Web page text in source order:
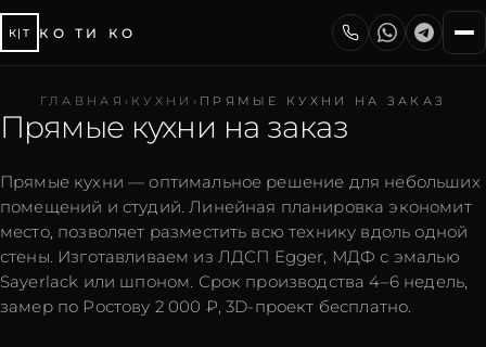
К|Т КО ТИ КО
ГЛАВНАЯ › КУХНИ › ПРЯМЫЕ КУХНИ НА ЗАКАЗ
Прямые кухни на заказ
Прямые кухни — оптимальное решение для небольших
помещений и студий. Линейная планировка экономит
место, позволяет разместить всю технику вдоль одной
стены. Изготавливаем из ЛДСП Egger, МДФ с эмалью
Sayerlack или шпоном. Срок производства 4–6 недель,
замер по Ростову 2 000 ₽, 3D-проект бесплатно.